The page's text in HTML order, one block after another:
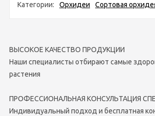
Категории: Орхидеи Сортовая
ВЫСОКОЕ КАЧЕСТВО ПРОДУКЦИИ
Наши специалисты отбирают самые
растения
ПРОФЕССИОНАЛЬНАЯ КОНСУЛЬТАЦИЯ
Индивидуальный подход и бесплатная